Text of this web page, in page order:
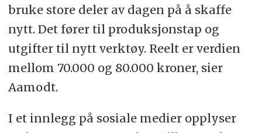
bruke store deler av dagen på å skaffe
nytt. Det fører til produksjonstap og
utgifter til nytt verktøy. Reelt er verdien
mellom 70.000 og 80.000 kroner, sier
Aamodt.
I et innlegg på sosiale medier opplyser